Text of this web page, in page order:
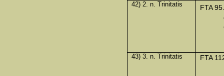
42) 2. n. Trinitatis
FTA 95.
43) 3. n. Trinitatis
FTA